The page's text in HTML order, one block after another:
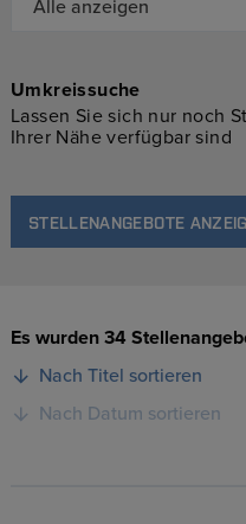
Umkreissuche
Lassen Sie sich nur noch
Ihrer Nähe verfügbar sind
STELLENANGEBOTE
Es wurden 34
Nach Titel sortieren
Nach Datum sortieren